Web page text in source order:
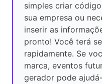
simples criar
sua empresa ou
inserir as
pronto! Você terá
rapidamente. Se
marca, eventos
gerador pode